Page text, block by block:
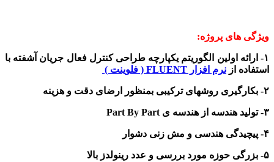
ویژگی های پروژه:
۱- ارائه اولین الگوریتم یکپارچه طراحی کنترل فعال جریان آشفته با
استفاده از نرم افزار FLUENT ( فلوینت )
۲- بکارگیری روشهای ترکیبی بمنظور ارضای دقت و هزینه
۳- تولید هندسه از هندسه ی Part By Part
۴- پیچیدگی هندسی و مش زنی دشوار
۵- بزرگی حوزه مورد بررسی و عدد رینولدز بالا